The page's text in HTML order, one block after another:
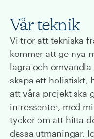
Vår teknik
Vi tror att tekniska
kommer att ge nya
lagra och
skapa ett holistiskt,
att våra projekt ska
intressenter, med
tycker om att hitta
dessa utmaningar.